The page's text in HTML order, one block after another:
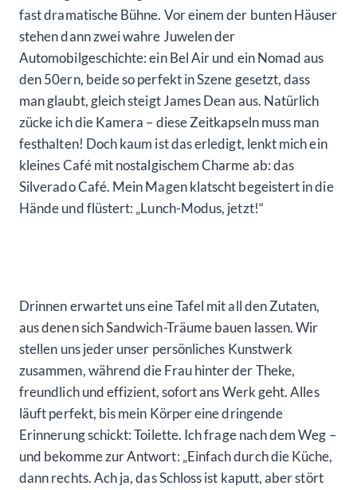
fast dramatische Bühne. Vor einem der bunten Häuser
stehen dann zwei wahre Juwelen der
Automobilgeschichte: ein Bel Air und ein Nomad aus
den 50ern, beide so perfekt in Szene gesetzt, dass
man glaubt, gleich steigt James Dean aus. Natürlich
zücke ich die Kamera – diese Zeitkapseln muss man
festhalten! Doch kaum ist das erledigt, lenkt mich ein
kleines Café mit nostalgischem Charme ab: das
Silverado Café. Mein Magen klatscht begeistert in die
Hände und flüstert: „Lunch-Modus, jetzt!“
Drinnen erwartet uns eine Tafel mit all den Zutaten,
aus denen sich Sandwich-Träume bauen lassen. Wir
stellen uns jeder unser persönliches Kunstwerk
zusammen, während die Frau hinter der Theke,
freundlich und effizient, sofort ans Werk geht. Alles
läuft perfekt, bis mein Körper eine dringende
Erinnerung schickt: Toilette. Ich frage nach dem Weg –
und bekomme zur Antwort: „Einfach durch die Küche,
dann rechts. Ach ja, das Schloss ist kaputt, aber stört